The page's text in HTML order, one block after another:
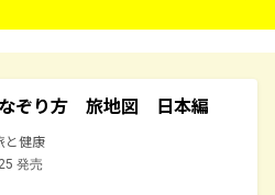
ぞり方 旅地図 日本編
と健康
発売